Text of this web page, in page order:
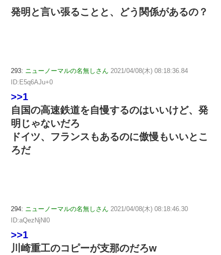
発明と言い張ることと、どう関係があるの？
293: ニューノーマルの名無しさん 2021/04/08(木) 08:18:36.84
ID:E5q6AJu+0
>>1
自国の高速鉄道を自慢するのはいいけど、発
明じゃないだろ
ドイツ、フランスもあるのに傲慢もいいとこ
ろだ
294: ニューノーマルの名無しさん 2021/04/08(木) 08:18:46.30
ID:aQezNjNl0
>>1
川崎重工のコピーが支那のだろw